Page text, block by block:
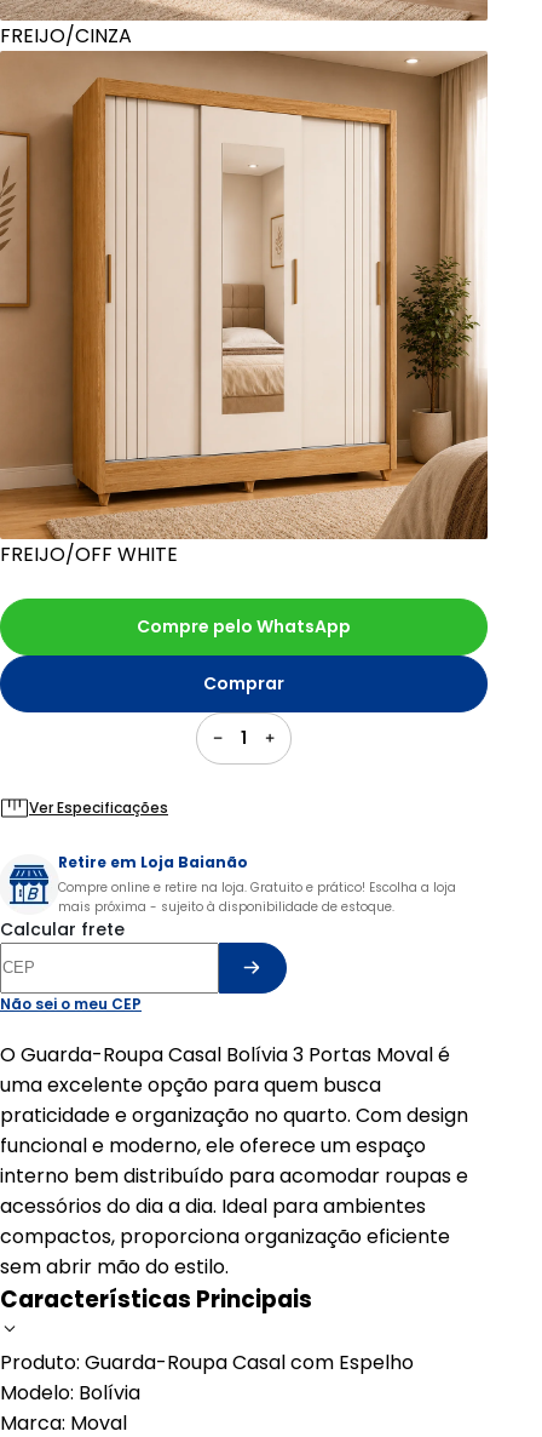
FREIJO/CINZA
FREIJO/OFF WHITE
1
Comprar
Compre pelo WhatsApp
Ver Especificações
Retire em Loja Baianão
Compre online e retire na loja. Gratuito e prático! Escolha a loja
mais próxima - sujeito à disponibilidade de estoque.
Calcular frete
Não sei o meu CEP
O Guarda-Roupa Casal Bolívia 3 Portas Moval é
uma excelente opção para quem busca
praticidade e organização no quarto. Com design
funcional e moderno, ele oferece um espaço
interno bem distribuído para acomodar roupas e
acessórios do dia a dia. Ideal para ambientes
compactos, proporciona organização eficiente
sem abrir mão do estilo.
Características Principais
Produto: Guarda-Roupa Casal com Espelho
Modelo: Bolívia
Marca: Moval